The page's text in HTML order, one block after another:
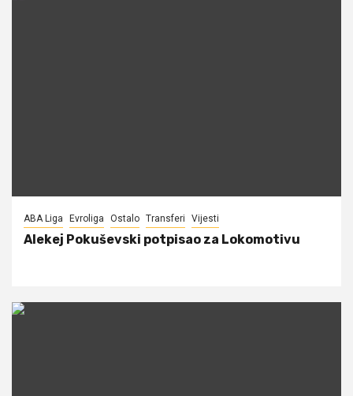
ABA Liga Evroliga Ostalo Transferi Vijesti
Alekej Pokuševski potpisao za Lokomotivu